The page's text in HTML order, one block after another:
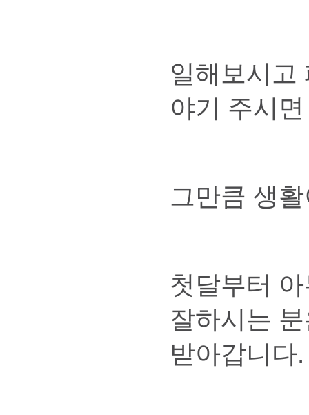
일해보시고
야기 주시
그만큼 생
첫달부터
잘하시는
받아갑니다.